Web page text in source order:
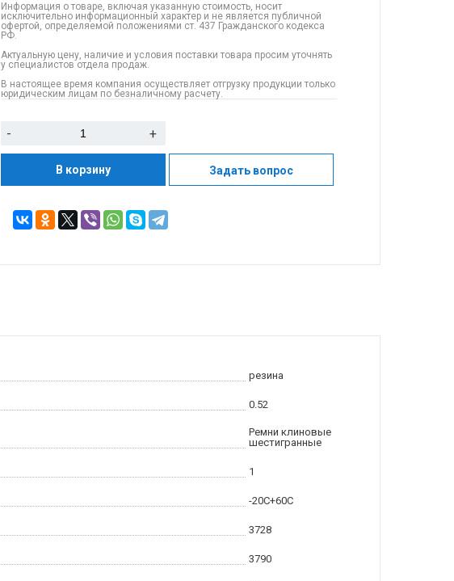
Информация о товаре, включая указанную стоимость, носит
исключительно информационный характер и не является публичной
офертой, определяемой положениями ст. 437 Гражданского кодекса
РФ.
Актуальную цену, наличие и условия поставки товара просим уточнять
у специалистов отдела продаж.
В настоящее время компания осуществляет отгрузку продукции только
юридическим лицам по безналичному расчету.
- +
В корзину Задать вопрос
резина
0.52
Ремни клиновые
шестигранные
1
-20С+60С
3728
3790